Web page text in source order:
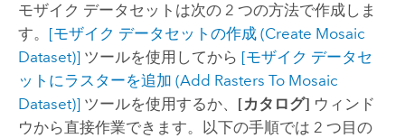
モザイク データセットは次の 2 つの方法で作成しま
す。 [モザイク データセットの作成 (Create Mosaic
Dataset)]ツールを使用してから [モザイク データセ
ットにラスターを追加 (Add Rasters To Mosaic
Dataset)]ツールを使用するか、 [カタログ] ウィンド
ウから直接作業できます。以下の手順では 2 つ目の